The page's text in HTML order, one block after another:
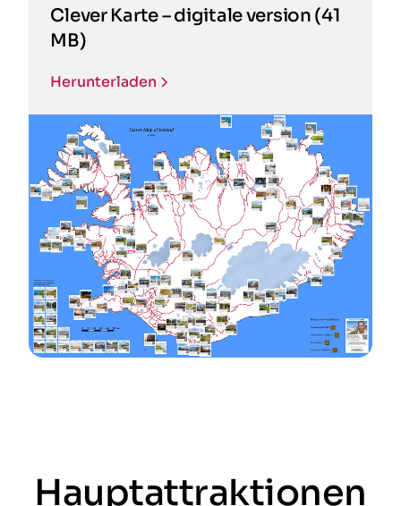
Clever Karte – digitale version (41
MB)
Herunterladen
Hauptattraktionen